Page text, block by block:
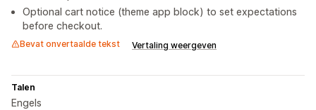
Optional cart notice (theme app block) to set expectations
before checkout.
Bevat onvertaalde tekst Vertaling weergeven
Talen
Engels